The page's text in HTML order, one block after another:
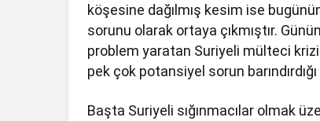
köşesine dağılmış kesim ise
sorunu olarak ortaya çıkmıştır.
problem yaratan Suriyeli mülteci
pek çok potansiyel sorun
Başta Suriyeli sığınmacılar olmak